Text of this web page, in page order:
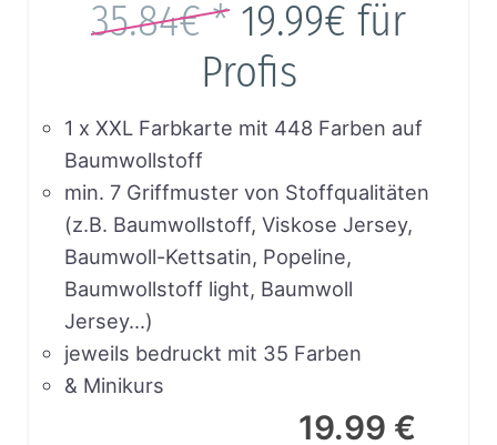
35.84€ * 19.99€ für
Profis
1 x XXL Farbkarte mit 448 Farben auf
Baumwollstoff
min. 7 Griffmuster von Stoffqualitäten
(z.B. Baumwollstoff, Viskose Jersey,
Baumwoll-Kettsatin, Popeline,
Baumwollstoff light, Baumwoll
Jersey…)
jeweils bedruckt mit 35 Farben
& Minikurs
19.99 €